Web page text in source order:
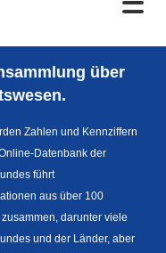
über
Zahlen und Kennziffern
Datenbank der
führt
aus über 100
darunter viele
und der Länder, aber